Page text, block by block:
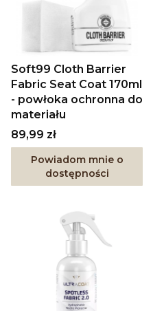
Soft99 Cloth Barrier
Fabric Seat Coat 170ml
- powłoka ochronna do
materiału
Cena
89,99 zł
Powiadom mnie o
dostępności